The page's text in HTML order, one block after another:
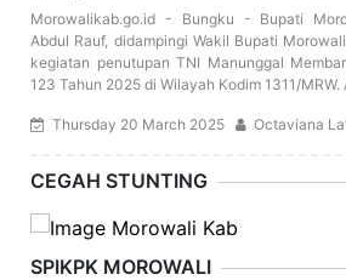
Morowalikab.go.id - Bungku - Bupati
Abdul Rauf, didampingi Wakil Bupati
kegiatan penutupan TNI Manunggal
123 Tahun 2025 di Wilayah Kodim 1311/MRW.
Thursday 20 March 2025 Octaviana
CEGAH STUNTING
SPIKPK MOROWALI